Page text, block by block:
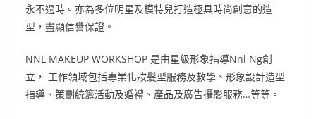
永不過時。亦為多位明星及模特兒打造極具時尚創意的造
型，盡顯信譽保證。
NNL MAKEUP WORKSHOP 是由星級形象指導Nnl Ng創
立， 工作領域包括專業化妝髮型服務及教學、形象設計造型
指導、策劃統籌活動及婚禮、產品及廣告攝影服務…等等。